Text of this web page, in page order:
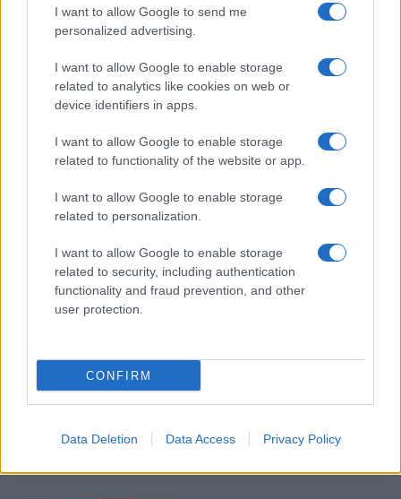
I want to allow Google to send me
personalized advertising.
I want to allow Google to enable storage
related to analytics like cookies on web or
device identifiers in apps.
I want to allow Google to enable storage
related to functionality of the website or app.
I want to allow Google to enable storage
related to personalization.
I want to allow Google to enable storage
related to security, including authentication
functionality and fraud prevention, and other
user protection.
CONFIRM
Data Deletion Data Access Privacy Policy
συνεχίζουν μαζί: Ανανέωση
της συνεργασίας τους μέχρι
το 2028
18η συνεχόμενη χρονιά για τον ΟΤΕ στη διεθνή σειρά
δεικτών FTSE4Good
ΕΤΙΚΕΤΕΣ Ελλάδα Ταξινομήσεις νέων οχημάτων